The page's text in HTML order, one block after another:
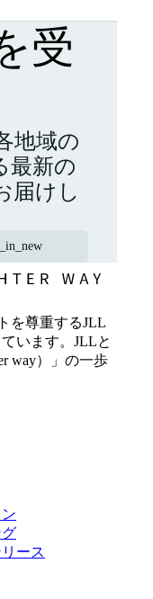
受
地域の
最新の
届けし
を尊重するJLL
います。JLLと
way）」の一歩
ース